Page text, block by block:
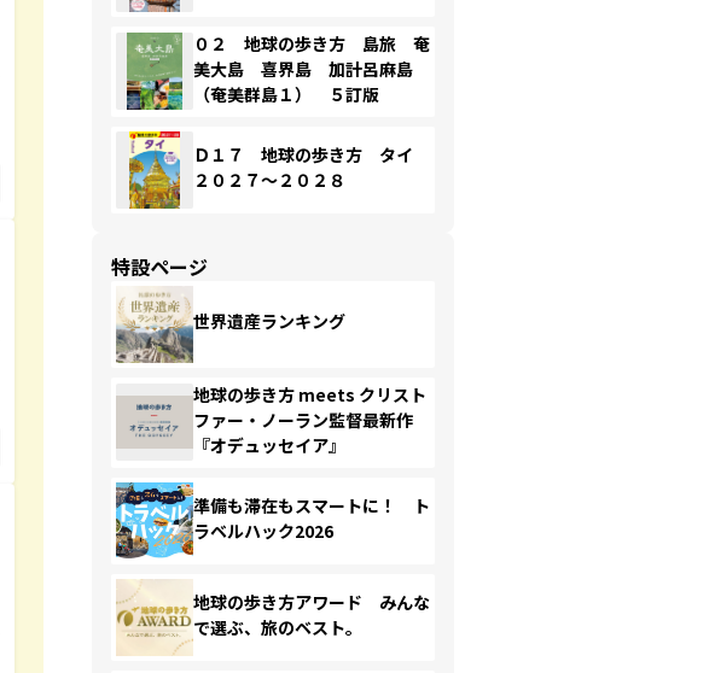
０２ 地球の歩き方 島旅 奄
美大島 喜界島 加計呂麻島
（奄美群島１） ５訂版
Ｄ１７ 地球の歩き方 タイ
２０２７～２０２８
特設ページ
世界遺産ランキング
地球の歩き方 meets クリスト
ファー・ノーラン監督最新作
『オデュッセイア』
準備も滞在もスマートに！ ト
ラベルハック2026
地球の歩き方アワード みんな
で選ぶ、旅のベスト。